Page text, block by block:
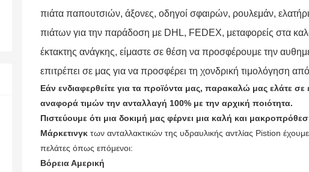
πιάτα παπουτσιών, άξονες, οδηγοί σφαιρών, ρουλεμάν,
πιάτων για την παράδοση με DHL, FEDEX, μεταφορείς στα
έκτακτης ανάγκης, είμαστε σε θέση να προσφέρουμε την
επιτρέπει σε μας για να προσφέρει τη χονδρική τιμολόγηση
Εάν ενδιαφερθείτε για τα προϊόντα μας, παρακαλώ μας ελάτε
αναφορά τιμών την ανταλλαγή 100% με την αρχική ποιότητα.
Πιστεύουμε ότι μια δοκιμή μας φέρνει μια καλή και
Μάρκετινγκ των ανταλλακτικών της υδραυλικής αντλίας Pistion
πελάτες όπως επόμενοι:
Βόρεια Αμερική